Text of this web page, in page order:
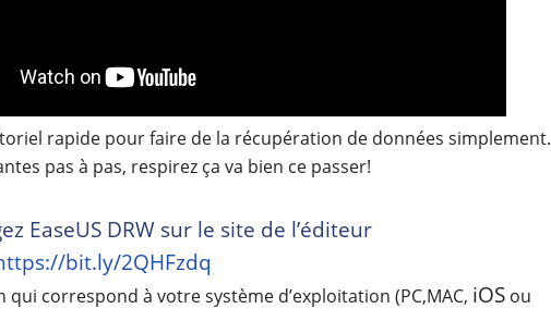
rapide pour faire de la récupération de données simplement.
pas à pas, respirez ça va bien ce passer!
EaseUS DRW sur le site de l’éditeur
bit.ly/2QHFzdq
qui correspond à votre système d’exploitation (PC,MAC, iOS ou